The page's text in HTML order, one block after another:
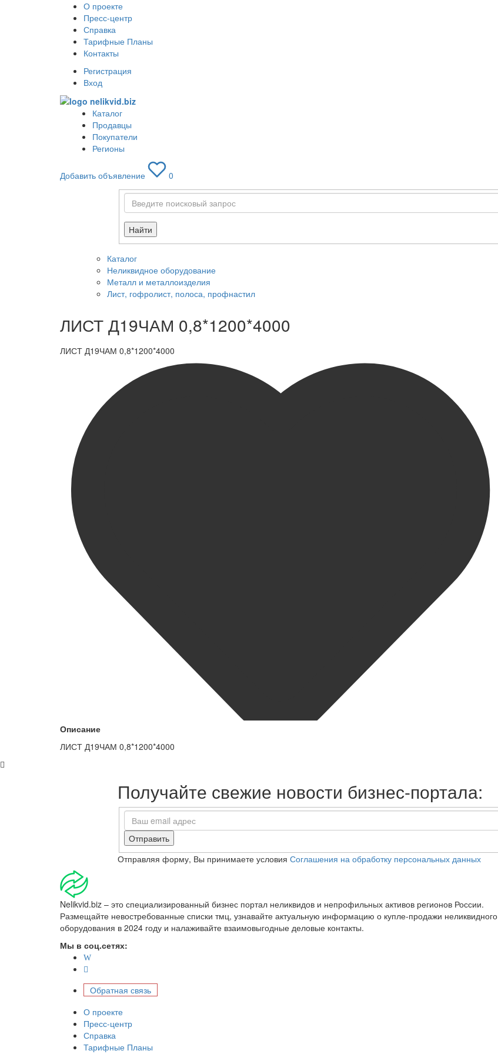
О проекте
Пресс-центр
Справка
Тарифные Планы
Контакты
Регистрация
Вход
Каталог
Продавцы
Покупатели
Регионы
Добавить объявление 0
Найти
Каталог
Неликвидное оборудование
Металл и металлоизделия
Лист, гофролист, полоса, профнастил
ЛИСТ Д19ЧАМ 0,8*1200*4000
ЛИСТ Д19ЧАМ 0,8*1200*4000
Описание
ЛИСТ Д19ЧАМ 0,8*1200*4000
Получайте свежие новости бизнес-портала:
Отправить
Отправляя форму, Вы принимаете условия Соглашения на обработку персональных данных
Nelikvid.biz – это специализированный бизнес портал неликвидов и непрофильных активов регионов России.
Размещайте невостребованные списки тмц, узнавайте актуальную информацию о купле-продажи неликвидного
оборудования в 2024 году и налаживайте взаимовыгодные деловые контакты.
Мы в соц.сетях:
Обратная связь
О проекте
Пресс-центр
Справка
Тарифные Планы